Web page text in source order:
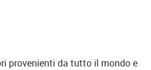
provenienti da tutto il mondo e